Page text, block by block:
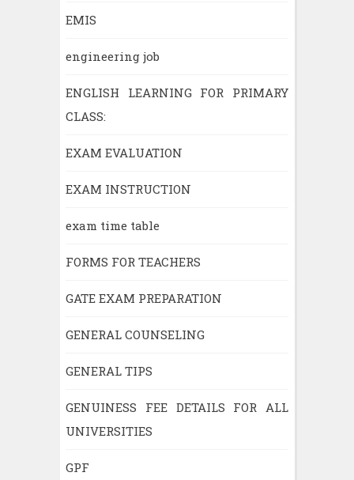
EMIS
engineering job
ENGLISH LEARNING FOR PRIMARY
CLASS:
EXAM EVALUATION
EXAM INSTRUCTION
exam time table
FORMS FOR TEACHERS
GATE EXAM PREPARATION
GENERAL COUNSELING
GENERAL TIPS
GENUINESS FEE DETAILS FOR ALL
UNIVERSITIES
GPF